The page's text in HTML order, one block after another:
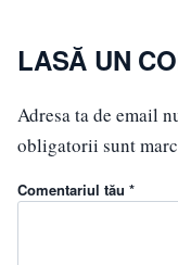
LASĂ UN
Adresa ta de email
obligatorii sunt
Comentariul tău *